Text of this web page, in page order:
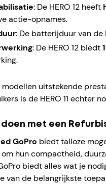
: De HERO 12 heeft
actie-opnames.
: De batterijduur van de
: De HERO 12 biedt
uitstekende
is de HERO 11 echter
met een
GoPro biedt talloze
hun compactheid,
biedt alles wat je
van de belangrijkste